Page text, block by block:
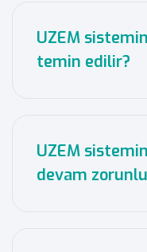
UZEM
temin edilir?
UZEM
devam